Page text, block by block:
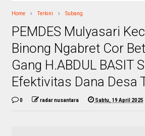
Home Terkini Subang
PEMDES Mulyasari
Binong Ngabret Cor
Gang H.ABDUL BASIT
Efektivitas Dana Desa
0 radar nusantara Sabtu, 19 April 2025